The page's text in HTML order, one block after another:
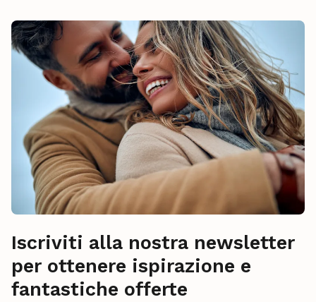
Iscriviti alla nostra newsletter
per ottenere ispirazione e
fantastiche offerte